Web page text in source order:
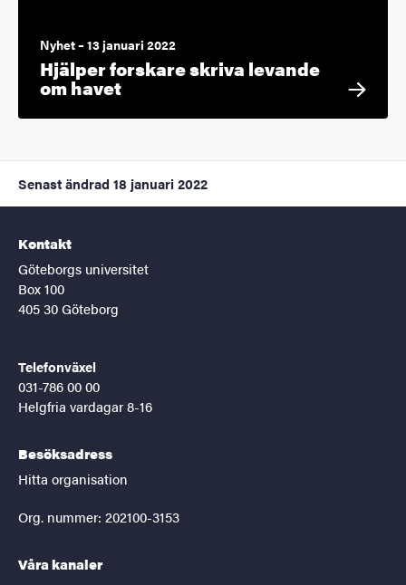
Nyhet – 13 januari 2022
Hjälper forskare skriva levande
om havet
Senast ändrad 18 januari 2022
Kontakt
Göteborgs universitet
Box 100
405 30 Göteborg
Telefonväxel
031-786 00 00
Helgfria vardagar 8-16
Besöksadress
Hitta organisation
Org. nummer: 202100-3153
Våra kanaler